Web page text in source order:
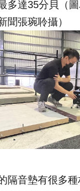
多達35分貝（
聞張琬聆攝）
隔音墊有很多